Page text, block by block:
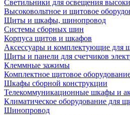
Светильники для освещения
Высоковольтное и щитовое
Щиты и шкафы, шинопровод
Системы сборных шин
Корпуса щитов и шкафов
Аксессуары и комплектующие для
Щиты и панели для счетчиков
Клеммные зажимы
Комплектное щитовое
Шкафы сборной конструкции
Телекоммуникационные шкафы и
Климатическое оборудование для
Шинопровод